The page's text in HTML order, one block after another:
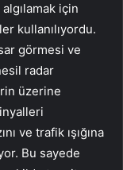
için
kullanılıyordu.
görmesi ve
radar
üzerine
ve trafik ışığına
Bu sayede